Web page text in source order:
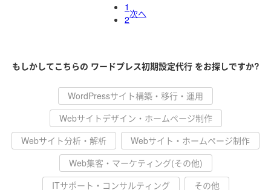
1
2
次へ
もしかしてこちらの ワードプレス初期設定代行 をお探しですか?
WordPressサイト構築・移行・運用
Webサイトデザイン・ホームページ制作
Webサイト分析・解析
Webサイト・ホームページ制作
Web集客・マーケティング(その他)
ITサポート・コンサルティング
その他